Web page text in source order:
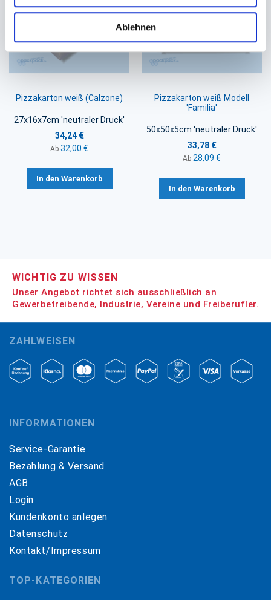
Ablehnen
Pizzakarton weiß (Calzone)
27x16x7cm 'neutraler Druck'
34,24 €
Ab 32,00 €
In den Warenkorb
Pizzakarton weiß Modell
'Familia'
50x50x5cm 'neutraler Druck'
33,78 €
Ab 28,09 €
In den Warenkorb
WICHTIG ZU WISSEN
Unser Angebot richtet sich ausschließlich an
Gewerbetreibende, Industrie, Vereine und Freiberufler.
ZAHLWEISEN
INFORMATIONEN
Service-Garantie
Bezahlung & Versand
AGB
Login
Kundenkonto anlegen
Datenschutz
Kontakt/Impressum
TOP-KATEGORIEN